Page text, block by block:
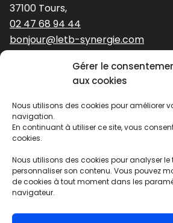
Gérer le
aux cookies
Nous utilisons des cookies pour améliorer
navigation.
En continuant à utiliser ce site, vous
cookies.
Nous utilisons des cookies pour analyser le
personnaliser son contenu. Vous pouvez
de cookies à tout moment dans les
navigateur.
37100 Tours,
02 47 68 94 44
bonjour@letb-synergie.com
Nos expertises
Stratégie et identité de marque
Identité visuelle
Digital
Édition
Solutions évènementielles